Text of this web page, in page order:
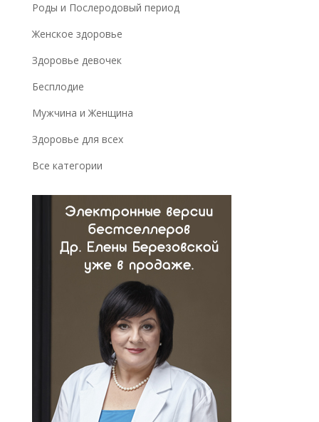
Роды и Послеродовый период
Женское здоровье
Здоровье девочек
Бесплодие
Мужчина и Женщина
Здоровье для всех
Все категории